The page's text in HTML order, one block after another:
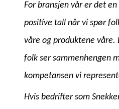
For bransjen vår er det
positive tall når vi spør
våre og produktene våre.
folk ser sammenhengen
kompetansen vi
Hvis bedrifter som